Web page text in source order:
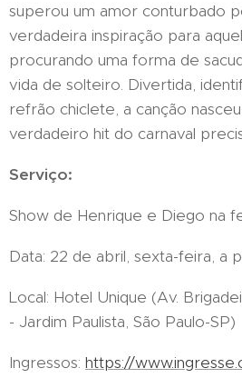
superou um amor conturbado
verdadeira inspiração para
procurando uma forma de
vida de solteiro. Divertida,
refrão chiclete, a canção
verdadeiro hit do carnaval
Serviço:
Show de Henrique e Diego na
Data: 22 de abril, sexta-feira, a
Local: Hotel Unique (Av.
- Jardim Paulista, São Paulo-SP)
Ingressos: https://